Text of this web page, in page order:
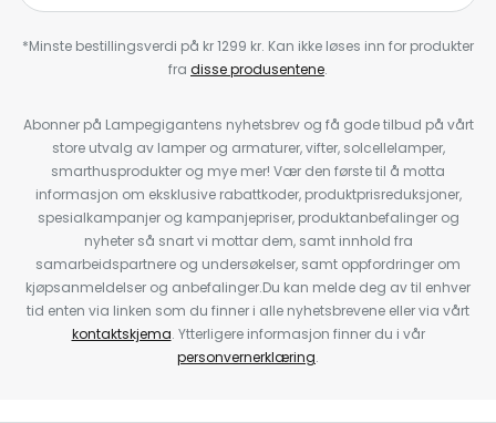
*Minste bestillingsverdi på kr 1299 kr. Kan ikke løses inn for produkter
fra disse produsentene.
Abonner på Lampegigantens nyhetsbrev og få gode tilbud på vårt
store utvalg av lamper og armaturer, vifter, solcellelamper,
smarthusprodukter og mye mer! Vær den første til å motta
informasjon om eksklusive rabattkoder, produktprisreduksjoner,
spesialkampanjer og kampanjepriser, produktanbefalinger og
nyheter så snart vi mottar dem, samt innhold fra
samarbeidspartnere og undersøkelser, samt oppfordringer om
kjøpsanmeldelser og anbefalinger.Du kan melde deg av til enhver
tid enten via linken som du finner i alle nyhetsbrevene eller via vårt
kontaktskjema. Ytterligere informasjon finner du i vår
personvernerklæring.